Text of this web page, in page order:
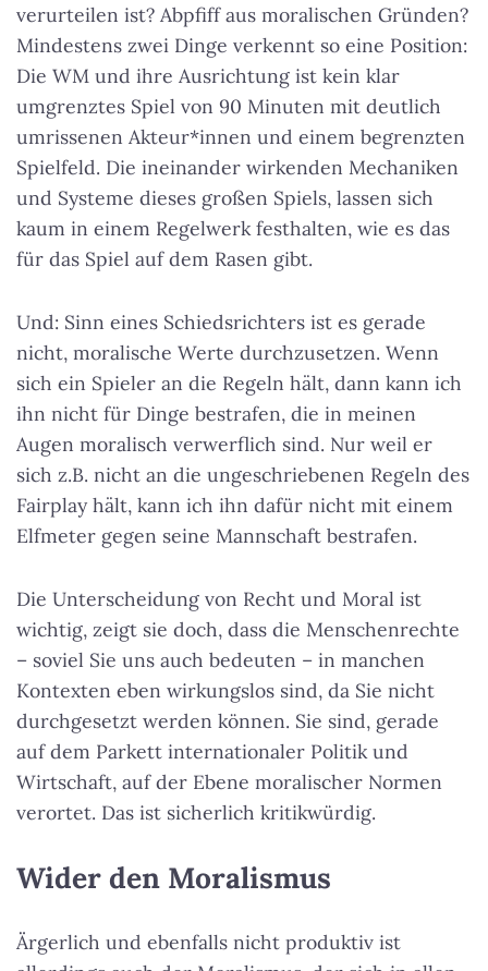
verurteilen ist? Abpfiff aus moralischen Gründen?
Mindestens zwei Dinge verkennt so eine Position:
Die WM und ihre Ausrichtung ist kein klar
umgrenztes Spiel von 90 Minuten mit deutlich
umrissenen Akteur*innen und einem begrenzten
Spielfeld. Die ineinander wirkenden Mechaniken
und Systeme dieses großen Spiels, lassen sich
kaum in einem Regelwerk festhalten, wie es das
für das Spiel auf dem Rasen gibt.
Und: Sinn eines Schiedsrichters ist es gerade
nicht, moralische Werte durchzusetzen. Wenn
sich ein Spieler an die Regeln hält, dann kann ich
ihn nicht für Dinge bestrafen, die in meinen
Augen moralisch verwerflich sind. Nur weil er
sich z.B. nicht an die ungeschriebenen Regeln des
Fairplay hält, kann ich ihn dafür nicht mit einem
Elfmeter gegen seine Mannschaft bestrafen.
Die Unterscheidung von Recht und Moral ist
wichtig, zeigt sie doch, dass die Menschenrechte
– soviel Sie uns auch bedeuten – in manchen
Kontexten eben wirkungslos sind, da Sie nicht
durchgesetzt werden können. Sie sind, gerade
auf dem Parkett internationaler Politik und
Wirtschaft, auf der Ebene moralischer Normen
verortet. Das ist sicherlich kritikwürdig.
Wider den Moralismus
Ärgerlich und ebenfalls nicht produktiv ist